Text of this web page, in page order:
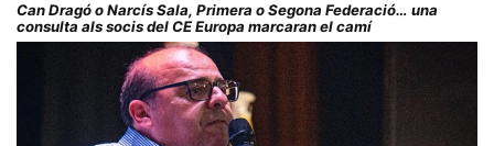
Can Dragó o Narcís Sala, Primera o Segona Federació… una
consulta als socis del CE Europa marcaran el camí